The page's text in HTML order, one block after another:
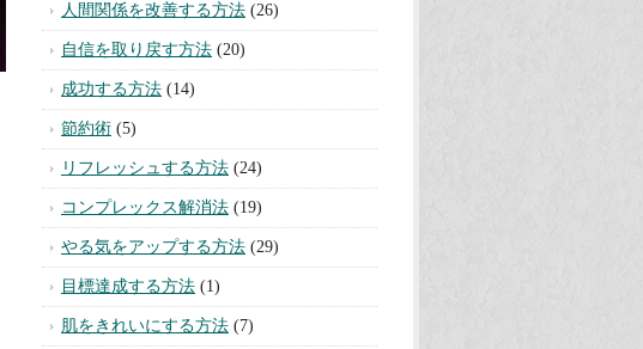
人間関係を改善する方法 (26)
自信を取り戻す方法 (20)
成功する方法 (14)
節約術 (5)
リフレッシュする方法 (24)
コンプレックス解消法 (19)
やる気をアップする方法 (29)
目標達成する方法 (1)
肌をきれいにする方法 (7)